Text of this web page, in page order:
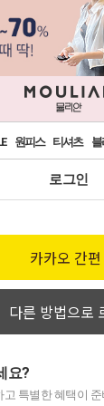
원피스 티셔츠 블
로그인
카카오 간
다른 방법으로
요?
특별한 혜택이